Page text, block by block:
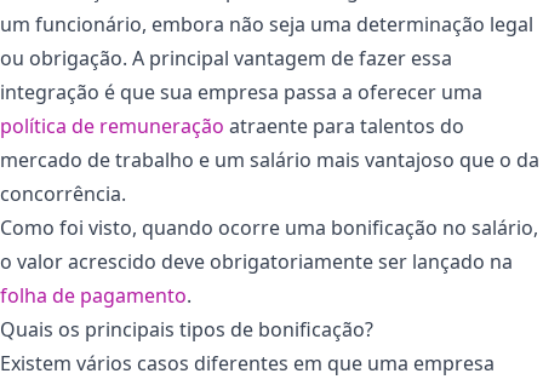
um funcionário, embora não seja uma determinação legal
ou obrigação. A principal vantagem de fazer essa
integração é que sua empresa passa a oferecer uma
política de remuneração atraente para talentos do
mercado de trabalho e um salário mais vantajoso que o da
concorrência.
Como foi visto, quando ocorre uma bonificação no salário,
o valor acrescido deve obrigatoriamente ser lançado na
folha de pagamento.
Quais os principais tipos de bonificação?
Existem vários casos diferentes em que uma empresa